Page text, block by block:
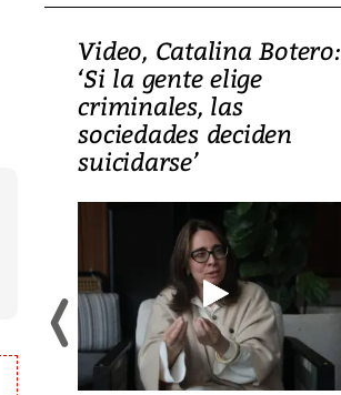
Video, Catalina Botero:
‘Si la gente elige
criminales, las
sociedades deciden
suicidarse’